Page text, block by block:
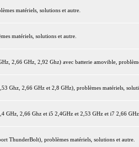
matériels, solutions et autre.
matériels, solutions et autre.
2,66 GHz, 2,92 Ghz) avec batterie amovible,
Ghz, 2,66 GHz et 2,8 GHz), problèmes matériels,
2,66 Ghz et i5 2,4GHz et 2,53 GHz et i7 2,66
ThunderBolt), problèmes matériels, solutions et autre.